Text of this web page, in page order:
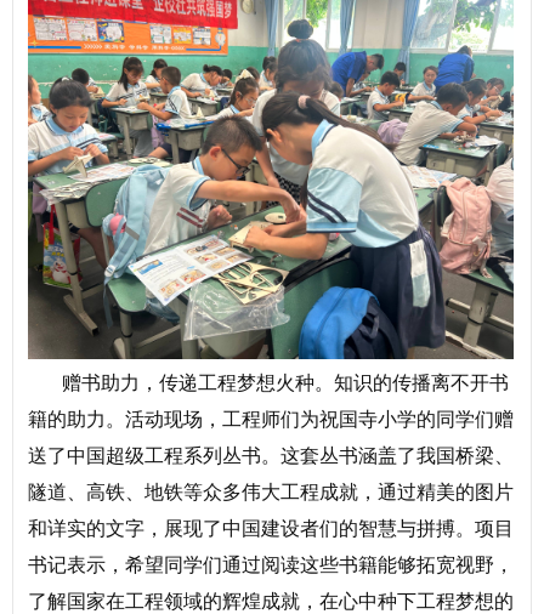
赠书助力，传递工程梦想火种。 知识的传播离不开书
籍的助力。活动现场，工程师们为祝国寺小学的同学们赠
送了中国超级工程系列丛书。这套丛书涵盖了我国桥梁、
隧道、高铁、地铁等众多伟大工程成就，通过精美的图片
和详实的文字，展现了中国建设者们的智慧与拼搏。项目
书记表示，希望同学们通过阅读这些书籍能够拓宽视野，
了解国家在工程领域的辉煌成就，在心中种下工程梦想的